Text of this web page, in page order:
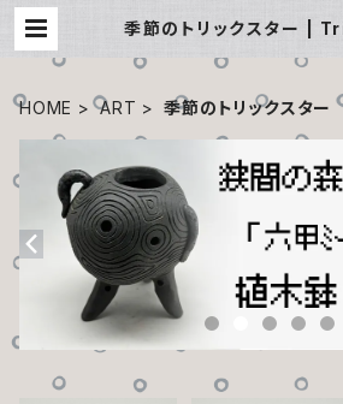
季節のトリックスター |
HOME ART 季節のトリックスター